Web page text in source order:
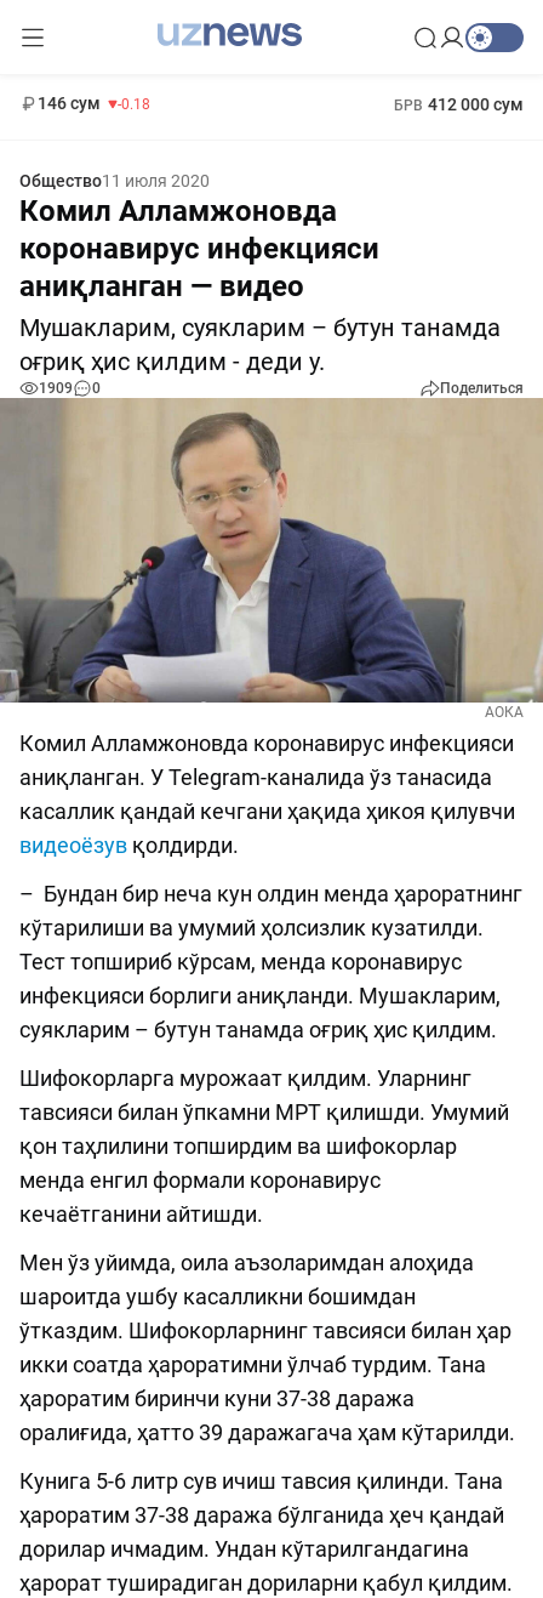
146 сум -0.18 БРВ 412 000 сум
Общество11 июля 2020
Комил Алламжоновда
коронавирус инфекцияси
аниқланган — видео
Мушакларим, суякларим – бутун танамда
оғриқ ҳис қилдим - деди у.
1909 0 Поделиться
АОКА
Комил Алламжоновда коронавирус инфекцияси
аниқланган. У Telegram-каналида ўз танасида
касаллик қандай кечгани ҳақида ҳикоя қилувчи
видеоёзув қолдирди.
– Бундан бир неча кун олдин менда ҳароратнинг
кўтарилиши ва умумий ҳолсизлик кузатилди.
Тест топшириб кўрсам, менда коронавирус
инфекцияси борлиги аниқланди. Мушакларим,
суякларим – бутун танамда оғриқ ҳис қилдим.
Шифокорларга мурожаат қилдим. Уларнинг
тавсияси билан ўпкамни МРТ қилишди. Умумий
қон таҳлилини топширдим ва шифокорлар
менда енгил формали коронавирус
кечаётганини айтишди.
Мен ўз уйимда, оила аъзоларимдан алоҳида
шароитда ушбу касалликни бошимдан
ўтказдим. Шифокорларнинг тавсияси билан ҳар
икки соатда ҳароратимни ўлчаб турдим. Тана
ҳароратим биринчи куни 37-38 даража
оралиғида, ҳатто 39 даражагача ҳам кўтарилди.
Кунига 5-6 литр сув ичиш тавсия қилинди. Тана
ҳароратим 37-38 даража бўлганида ҳеч қандай
дорилар ичмадим. Ундан кўтарилгандагина
ҳарорат туширадиган дориларни қабул қилдим.